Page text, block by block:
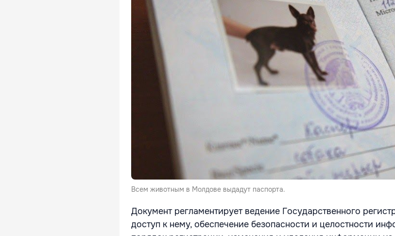
Всем животным в Молдове выдадут паспорта.
Документ регламентирует ведение Государственного
доступ к нему, обеспечение безопасности и целостности